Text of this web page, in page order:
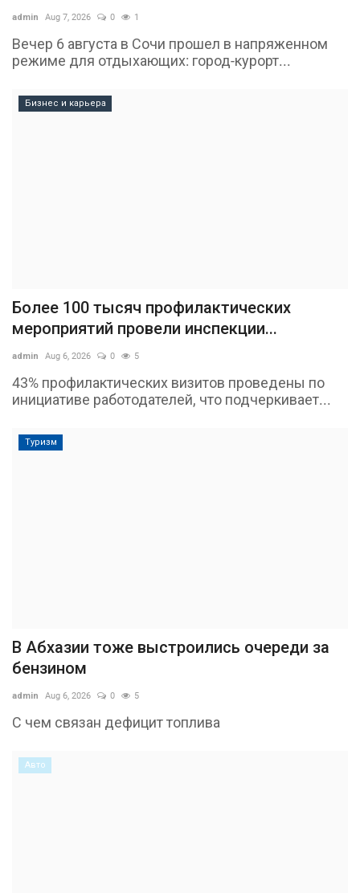
admin Aug 7, 2026 0 1
Вечер 6 августа в Сочи прошел в напряженном
режиме для отдыхающих: город-курорт...
Бизнес и карьера
Более 100 тысяч профилактических
мероприятий провели инспекции...
admin Aug 6, 2026 0 5
43% профилактических визитов проведены по
инициативе работодателей, что подчеркивает...
Туризм
В Абхазии тоже выстроились очереди за
бензином
admin Aug 6, 2026 0 5
С чем связан дефицит топлива
Авто